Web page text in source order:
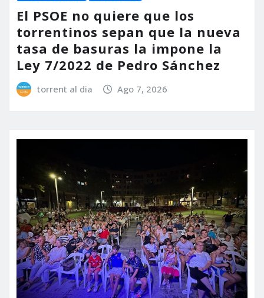
El PSOE no quiere que los
torrentinos sepan que la nueva
tasa de basuras la impone la
Ley 7/2022 de Pedro Sánchez
torrent al dia Ago 7, 2026